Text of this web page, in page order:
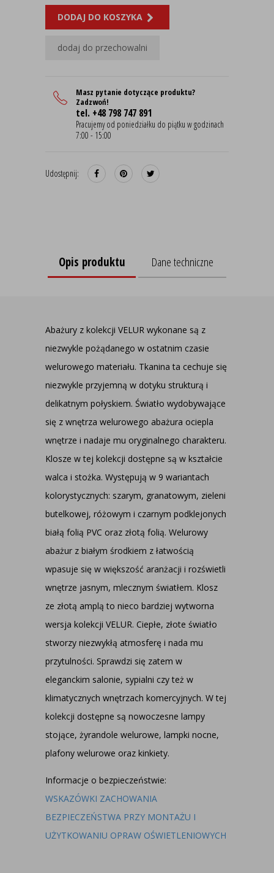
DODAJ DO KOSZYKA
dodaj do przechowalni
Masz pytanie dotyczące produktu?
Zadzwoń!
tel. +48 798 747 891
Pracujemy od poniedziałku do piątku w godzinach
7:00 - 15:00
Udostępnij:
Opis produktu Dane techniczne
Abażury z kolekcji VELUR wykonane są z
niezwykle pożądanego w ostatnim czasie
welurowego materiału. Tkanina ta cechuje się
niezwykle przyjemną w dotyku strukturą i
delikatnym połyskiem. Światło wydobywające
się z wnętrza welurowego abażura ociepla
wnętrze i nadaje mu oryginalnego charakteru.
Klosze w tej kolekcji dostępne są w kształcie
walca i stożka. Występują w 9 wariantach
kolorystycznych: szarym, granatowym, zieleni
butelkowej, różowym i czarnym podklejonych
białą folią PVC oraz złotą folią. Welurowy
abażur z białym środkiem z łatwością
wpasuje się w większość aranżacji i rozświetli
wnętrze jasnym, mlecznym światłem. Klosz
ze złotą amplą to nieco bardziej wytworna
wersja kolekcji VELUR. Ciepłe, złote światło
stworzy niezwykłą atmosferę i nada mu
przytulności. Sprawdzi się zatem w
eleganckim salonie, sypialni czy też w
klimatycznych wnętrzach komercyjnych. W tej
kolekcji dostępne są nowoczesne lampy
stojące, żyrandole welurowe, lampki nocne,
plafony welurowe oraz kinkiety.
Informacje o bezpieczeństwie:
WSKAZÓWKI ZACHOWANIA
BEZPIECZEŃSTWA PRZY MONTAŻU I
UŻYTKOWANIU OPRAW OŚWIETLENIOWYCH